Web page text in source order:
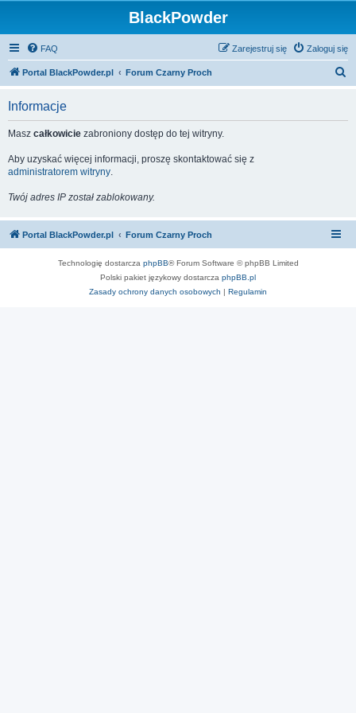
BlackPowder
FAQ Zaloguj się
Zarejestruj się
Portal BlackPowder.pl Forum Czarny Proch
Informacje
Masz całkowicie zabroniony dostęp do tej witryny.
Aby uzyskać więcej informacji, proszę skontaktować się z
administratorem witryny.
Twój adres IP został zablokowany.
Portal BlackPowder.pl Forum Czarny Proch
Technologię dostarcza phpBB® Forum Software © phpBB Limited
Polski pakiet językowy dostarcza phpBB.pl
Zasady ochrony danych osobowych | Regulamin